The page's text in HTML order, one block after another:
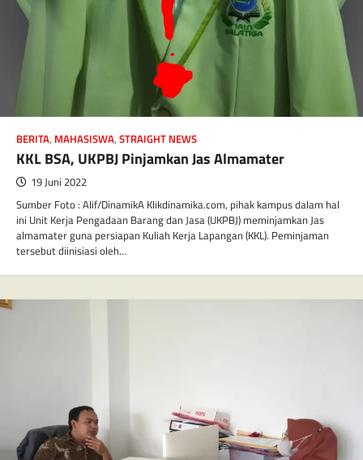
BERITA, MAHASISWA, STRAIGHT NEWS
KKL BSA, UKPBJ Pinjamkan Jas Almamater
19 Juni 2022
Sumber Foto : Alif/DinamikA Klikdinamika.com, pihak kampus dalam hal
ini Unit Kerja Pengadaan Barang dan Jasa (UKPBJ) meminjamkan Jas
almamater guna persiapan Kuliah Kerja Lapangan (KKL). Peminjaman
tersebut diinisiasi oleh…